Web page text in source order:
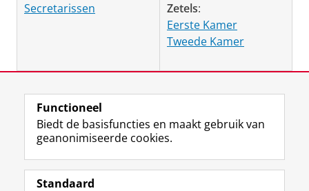
Secretarissen Zetels:
Eerste Kamer
Tweede Kamer
Laatst gewijzigd: 30 april 2026 16:42
Volg de RUG
F
a
L
i
R
S
I
n
Y
o
Functioneel
Biedt de basisfuncties en maakt gebruik van
geanonimiseerde cookies.
Standaard